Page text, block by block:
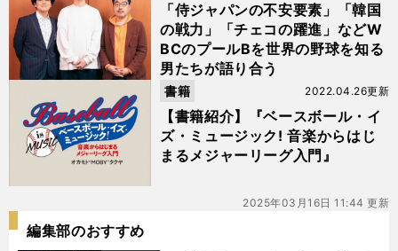
「侍ジャパンの不安要素」「韓国
の戦力」「チェコの躍進」などW
BCのプールBを世界の野球を知る
男たちが語り合う
【書籍紹介】『ベースボール・イ
ズ・ミュージック! 音楽からはじ
まるメジャーリーグ入門』
2022.04.26更新
書籍
2025年03月16日 11:44 更新
編集部のおすすめ